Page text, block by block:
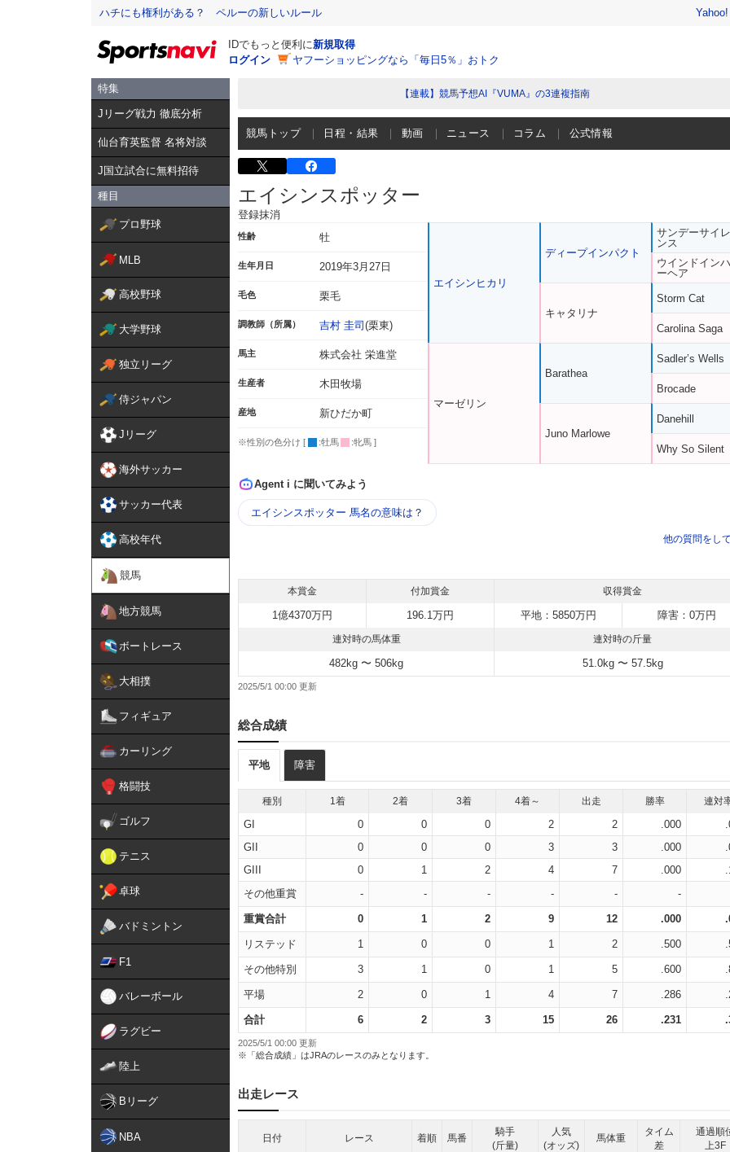
ハチにも権利がある？ ペルーの新しいルール
IDでもっと便利に新規取得
ログイン
ヤフーショッピングなら「毎日5％」おトク
特集
Jリーグ戦力 徹底分析
仙台育英監督 名将対談
J国立試合に無料招待
種目
プロ野球
MLB
高校野球
大学野球
独立リーグ
侍ジャパン
Jリーグ
海外サッカー
サッカー代表
高校年代
競馬
地方競馬
ボートレース
大相撲
フィギュア
カーリング
格闘技
ゴルフ
テニス
卓球
バドミントン
F1
バレーボール
ラグビー
陸上
Bリーグ
NBA
【連載】競馬予想AI『VUMA』の3連複指南
競馬トップ 日程・結果 動画 ニュース コラム 公式情報
エイシンスポッター
登録抹消
性齢 牡
生年月日 2019年3月27日
毛色 栗毛
調教師（所属） 吉村 圭司 (栗東)
馬主 株式会社 栄進堂
生産者 木田牧場
産地 新ひだか町
※性別の色分け [ :牡馬 :牝馬 ]
エイシンヒカリ
マーゼリン
ディープインパクト
キャタリナ
Barathea
Juno Marlowe
サンデーサイレ
ンス
ウインドインハ
ーヘア
Storm Cat
Carolina Saga
Sadler’s Wells
Brocade
Danehill
Why So Silent
Agent i に聞いてみよう
エイシンスポッター 馬名の意味は？
他の質問をし
本賞金 付加賞金 収得賞金
1億4370万円 196.1万円 平地：5850万円 障害：0万円
連対時の馬体重 連対時の斤量
482kg 〜 506kg 51.0kg 〜 57.5kg
2025/5/1 00:00
総合成績
平地 障害
種別 1着 2着 3着 4着～ 出走 勝率 連対
GI 0 0 0 2 2 .000
GII
0 0 0 3 3 .000
GIII
0 1 2 4 7 .000
その他重賞
- - - - - -
重賞合計 0 1 2 9 12 .000
リステッド 1 0 0 1 2 .500
その他特別 3 1 0 1 5 .600
平場 2 0 1 4 7 .286
合計 6 2 3 15 26 .231
2025/5/1 00:00 更新
※「総合成績」はJRAのレースのみとなります。
出走レース
日付 レース 着順 馬番
騎手
(斤量)
人気
(オッズ)
馬体重
タイム
差
通過順
上3F